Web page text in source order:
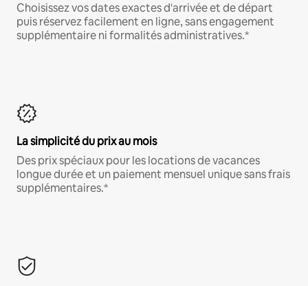
Choisissez vos dates exactes d'arrivée et de départ
puis réservez facilement en ligne, sans engagement
supplémentaire ni formalités administratives.*
La simplicité du prix au mois
Des prix spéciaux pour les locations de vacances
longue durée et un paiement mensuel unique sans frais
supplémentaires.*